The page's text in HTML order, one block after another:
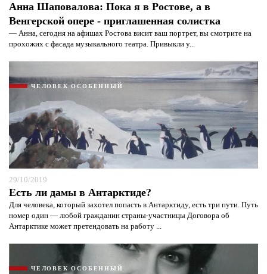
Анна Шаповалова: Пока я в Ростове, а в
Венгерской опере - приглашенная солистка
— Анна, сегодня на афишах Ростова висит ваш портрет, вы смотрите на
прохожих с фасада музыкального театра. Привыкли у...
ЧЕЛОВЕК ОСОБЕННЫЙ
29/10/2019
Есть ли дамы в Антарктиде?
Для человека, который захотел попасть в Антарктиду, есть три пути. Путь
номер один — любой гражданин страны-участницы Договора об
Антарктике может претендовать на работу ...
ЧЕЛОВЕК ОСОБЕННЫЙ